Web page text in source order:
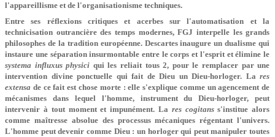
l'appareillisme et de l'organisationisme techniques.
Entre ses réflexions critiques et acerbes sur l'automatisation et la
technicisation outrancière des temps modernes, FGJ interpelle les grands
philosophes de la tradition européenne. Descartes inaugure un dualisme qui
instaure une séparation insurmontable entre le corps et l'esprit et élimine le
systema influxus physici qui les reliait tous 2, pour le remplacer par une
intervention divine ponctuelle qui fait de Dieu un Dieu-horloger. Lares
extensa de ce fait est chose morte : elle s'explique comme un agencement de
mécanismes dans lequel l'homme, instrument du Dieu-horloger, peut
intervenir à tout moment et impunément. La res cogitanss'institue alors
comme maîtresse absolue des processus mécaniques régentant l'univers.
L'homme peut devenir comme Dieu : un horloger qui peut manipuler toutes